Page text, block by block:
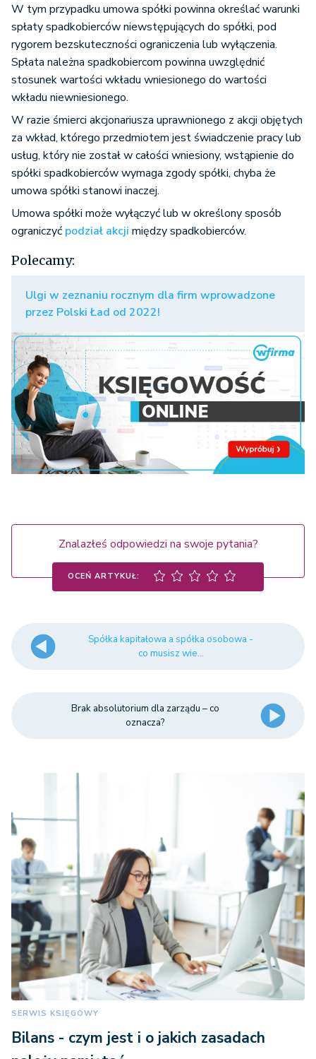
W tym przypadku umowa spółki powinna określać warunki
spłaty spadkobierców niewstępujących do spółki, pod
rygorem bezskuteczności ograniczenia lub wyłączenia.
Spłata należna spadkobiercom powinna uwzględnić
stosunek wartości wkładu wniesionego do wartości
wkładu niewniesionego.
W razie śmierci akcjonariusza uprawnionego z akcji objętych
za wkład, którego przedmiotem jest świadczenie pracy lub
usług, który nie został w całości wniesiony, wstąpienie do
spółki spadkobierców wymaga zgody spółki, chyba że
umowa spółki stanowi inaczej.
Umowa spółki może wyłączyć lub w określony sposób
ograniczyć podział akcji między spadkobierców.
Polecamy:
Ulgi w zeznaniu rocznym dla firm wprowadzone
przez Polski Ład od 2022!
Znalazłeś odpowiedzi na swoje pytania?
OCEŃ ARTYKUŁ:
Spółka kapitałowa a spółka osobowa -
co musisz wie...
Brak absolutorium dla zarządu – co
oznacza?
SERWIS KSIĘGOWY
Bilans - czym jest i o jakich zasadach